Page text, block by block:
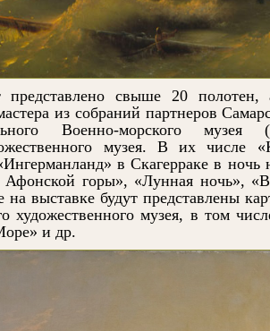
представлено свыше 20 полотен,
из собраний партнеров
Военно-морского музея
музея. В их числе
в Скагерраке в ночь
Афонской горы», «Лунная ночь»,
выставке будут представлены
художественного музея, в том
и др.